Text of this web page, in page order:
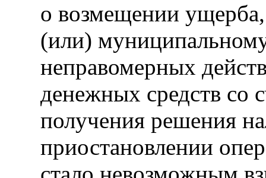
о возмещении
(или)
неправомерных
денежных средств со
получения решения
приостановлении